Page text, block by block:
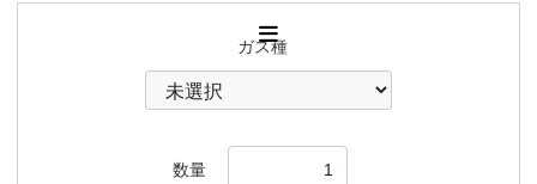
ガス種
数量